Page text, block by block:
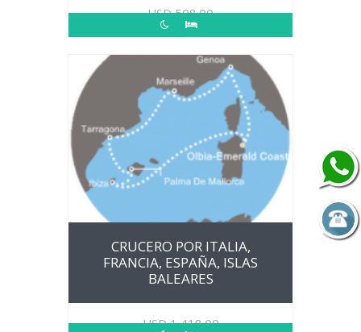
USD508.00
CRUCERO POR ITALIA,
FRANCIA, ESPAÑA, ISLAS
BALEARES
USD1,418.00